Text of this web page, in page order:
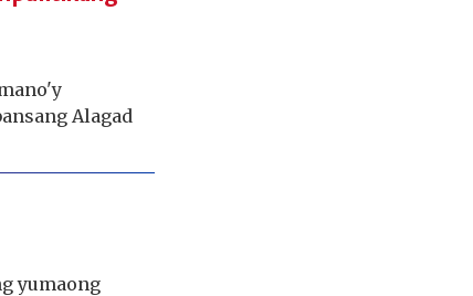
Alagad
yumaong